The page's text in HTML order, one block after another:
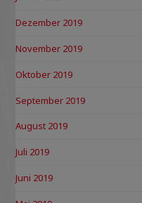
Dezember 2019
November 2019
Oktober 2019
September 2019
August 2019
Juli 2019
Juni 2019